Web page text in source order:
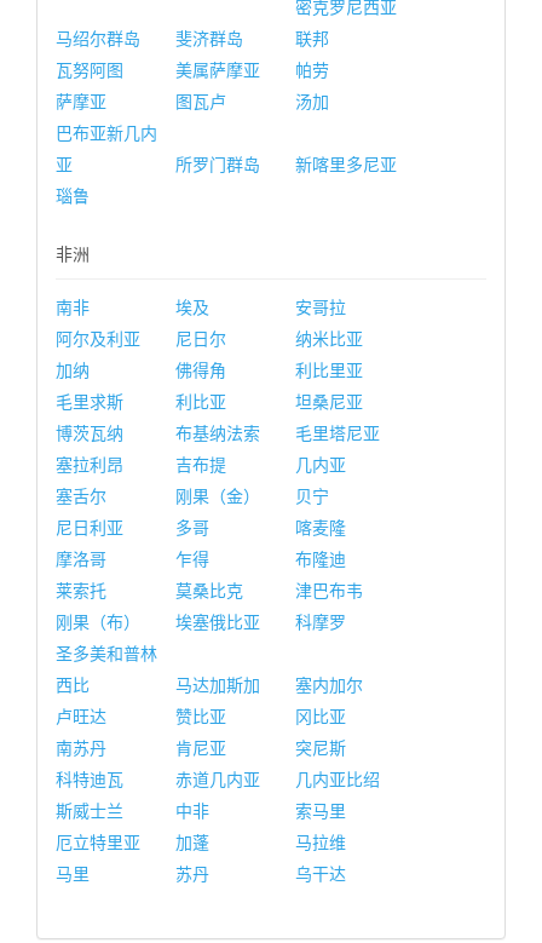
马绍尔群岛 斐济群岛
密克罗尼西亚
联邦
瓦努阿图
美属萨摩亚
帕劳
萨摩亚
图瓦卢
汤加
巴布亚新几内
亚
所罗门群岛
新喀里多尼亚
瑙鲁
非洲
南非 埃及
安哥拉
阿尔及利亚
尼日尔
纳米比亚
加纳
佛得角
利比里亚
毛里求斯
利比亚
坦桑尼亚
博茨瓦纳
布基纳法索
毛里塔尼亚
塞拉利昂
吉布提
几内亚
塞舌尔
刚果（金）
贝宁
尼日利亚
多哥
喀麦隆
摩洛哥
乍得
布隆迪
莱索托
莫桑比克
津巴布韦
刚果（布）
埃塞俄比亚
科摩罗
圣多美和普林
西比
马达加斯加
塞内加尔
卢旺达
赞比亚
冈比亚
南苏丹
肯尼亚
突尼斯
科特迪瓦
赤道几内亚
几内亚比绍
斯威士兰
中非
索马里
厄立特里亚
加蓬
马拉维
马里
苏丹 乌干达